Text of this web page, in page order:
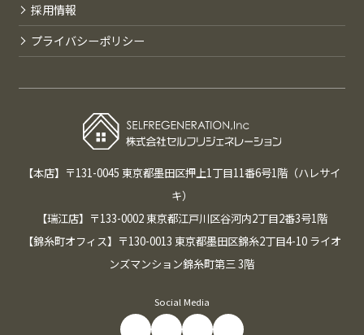
採用情報
プライバシーポリシー
【本店】〒131-0045 東京都墨田区押上1丁目11番6号1階（ハレサイ
キ）
【瑞江店】〒133-0002 東京都江戸川区谷河内2丁目2番3号1階
【錦糸町オフィス】〒130-0013 東京都墨田区錦糸2丁目4-10 ライオ
ンズマンション錦糸町第三 3階
Social Media